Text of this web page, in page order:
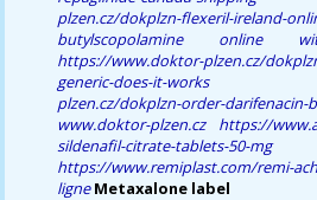
plzen.cz/dokplzn-flexeril-ireland-
butylscopolamine online
https://www.doktor-plzen.cz/
generic-does-it-works
plzen.cz/dokplzn-order-darifenacin-
www.doktor-plzen.cz
https://
sildenafil-citrate-tablets-50-mg
https://www.remiplast.com/remi-
ligne Metaxalone label